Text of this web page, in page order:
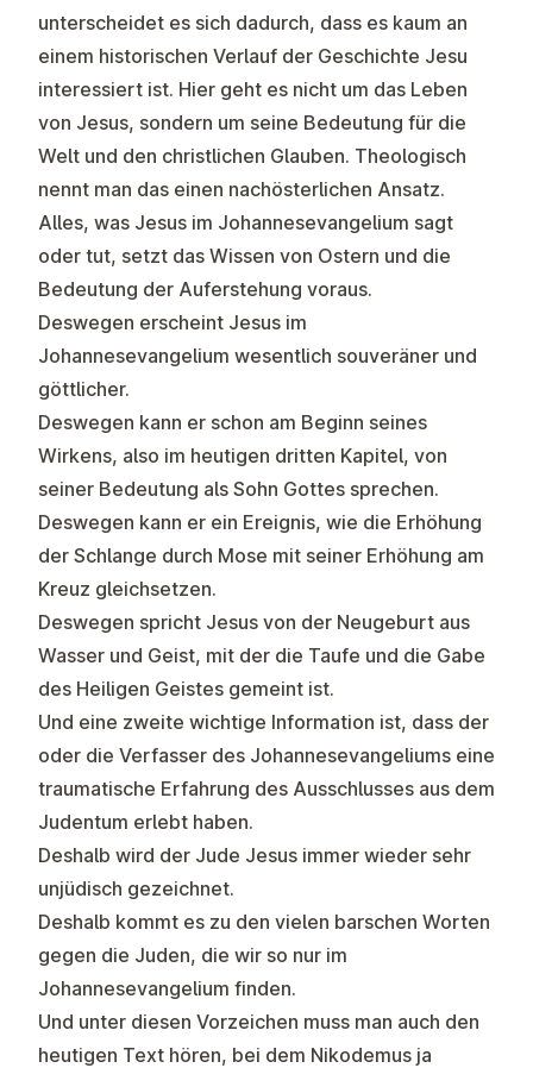
unterscheidet es sich dadurch, dass es kaum an
einem historischen Verlauf der Geschichte Jesu
interessiert ist. Hier geht es nicht um das Leben
von Jesus, sondern um seine Bedeutung für die
Welt und den christlichen Glauben. Theologisch
nennt man das einen nachösterlichen Ansatz.
Alles, was Jesus im Johannesevangelium sagt
oder tut, setzt das Wissen von Ostern und die
Bedeutung der Auferstehung voraus.
Deswegen erscheint Jesus im
Johannesevangelium wesentlich souveräner und
göttlicher.
Deswegen kann er schon am Beginn seines
Wirkens, also im heutigen dritten Kapitel, von
seiner Bedeutung als Sohn Gottes sprechen.
Deswegen kann er ein Ereignis, wie die Erhöhung
der Schlange durch Mose mit seiner Erhöhung am
Kreuz gleichsetzen.
Deswegen spricht Jesus von der Neugeburt aus
Wasser und Geist, mit der die Taufe und die Gabe
des Heiligen Geistes gemeint ist.
Und eine zweite wichtige Information ist, dass der
oder die Verfasser des Johannesevangeliums eine
traumatische Erfahrung des Ausschlusses aus dem
Judentum erlebt haben.
Deshalb wird der Jude Jesus immer wieder sehr
unjüdisch gezeichnet.
Deshalb kommt es zu den vielen barschen Worten
gegen die Juden, die wir so nur im
Johannesevangelium finden.
Und unter diesen Vorzeichen muss man auch den
heutigen Text hören, bei dem Nikodemus ja